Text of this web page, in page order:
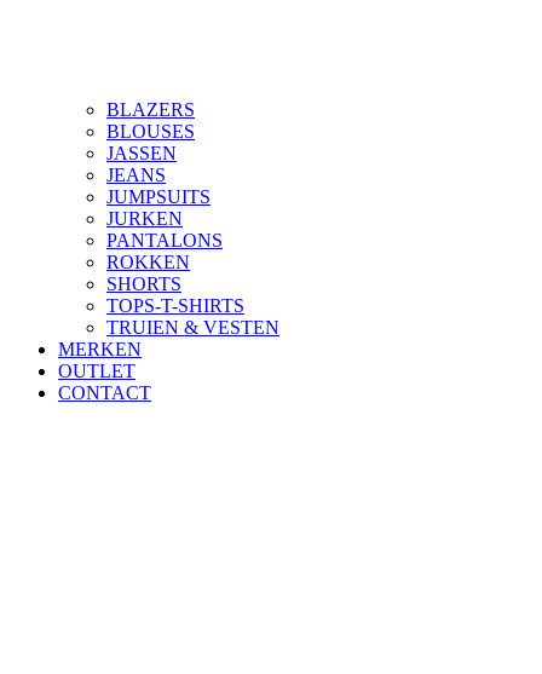
BLAZERS
BLOUSES
JASSEN
JEANS
JUMPSUITS
JURKEN
PANTALONS
ROKKEN
SHORTS
TOPS-T-SHIRTS
TRUIEN & VESTEN
MERKEN
OUTLET
CONTACT